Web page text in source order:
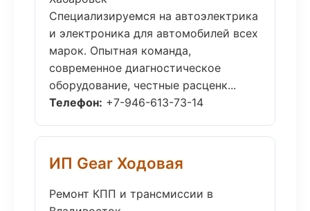
Специализируемся на автоэлектрика
и электроника для автомобилей всех
марок. Опытная команда,
современное диагностическое
оборудование, честные расценк...
Телефон: +7-946-613-73-14
ИП Gear Ходовая
Ремонт КПП и трансмиссии в